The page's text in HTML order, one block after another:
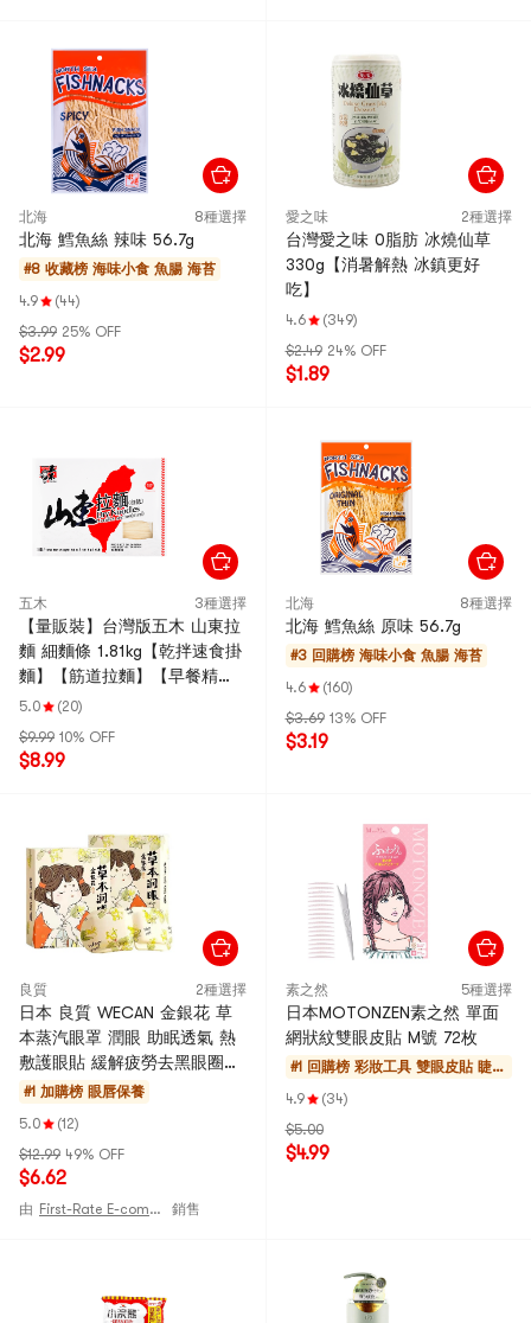
北海 8種選擇
北海 鱈魚絲 辣味 56.7g
#8 收藏榜 海味小食 魚腸 海苔
4.9
(44)
$3.99 25% OFF
$2.99
愛之味 2種選擇
台灣愛之味 0脂肪 冰燒仙草
330g【消暑解熱 冰鎮更好
吃】
4.6
(349)
$2.49 24% OFF
$1.89
五木 3種選擇
【量販裝】台灣版五木 山東拉
麵 細麵條 1.81kg【乾拌速食掛
麵】【筋道拉麵】【早餐精
選】
5.0
(20)
$9.99 10% OFF
$8.99
北海 8種選擇
北海 鱈魚絲 原味 56.7g
#3 回購榜海味小食 魚腸 海苔
4.6
(160)
$3.69 13% OFF
$3.19
良質 2種選擇
日本 良質 WECAN 金銀花 草
本蒸汽眼罩 潤眼 助眠透氣 熱
敷護眼貼 緩解疲勞去黑眼圈
延時暖貼 10枚入 品牌委託中
#1 加購榜 眼唇保養
5.0
(12)
$12.99 49% OFF
$6.62
由 First-Rate E-commerce 銷售
素之然 5種選擇
日本MOTONZEN素之然 單面
網狀紋雙眼皮貼 M號 72枚
#1 回購榜彩妝工具 雙眼皮貼 睫毛
4.9
(34)
$5.00
$4.99